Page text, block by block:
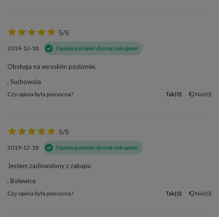
5/5
2019-12-18 Opinia potwierdzona zakupem
Obsługa na wysokim poziomie.
, Suchowola
Czy opinia była pomocna? Tak 0 Nie 0
5/5
2019-12-18 Opinia potwierdzona zakupem
Jestem zadowolony z zakupu
, Bolewice
Czy opinia była pomocna? Tak 0 Nie 0